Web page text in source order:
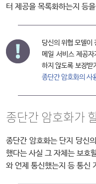
터 제공을 목록화하는지 등
당신의 위협 모델이
메일 서비스 제공
하지 않도록 보장받
종단간 암호화의 사
종단간 암호화가
종단간 암호화는 단지 당신
했다는 사실 그 자체는 보호
와 언제 통신했는지 등 통신